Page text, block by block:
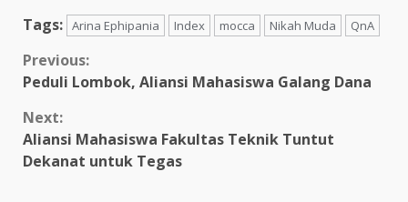
Tags: Arina Ephipania Index mocca Nikah Muda QnA
Previous:
Peduli Lombok, Aliansi Mahasiswa Galang Dana
Next:
Aliansi Mahasiswa Fakultas Teknik Tuntut
Dekanat untuk Tegas